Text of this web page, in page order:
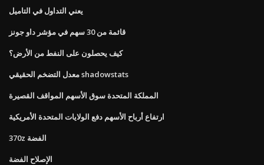
يعني التداول في التاميل
قائمة من 30 سهم في مؤشر داو جونز
كيف يحصلون على النفط من الأرض؟
معدل التضخم الحقيقي shadowstats
المملكة المتحدة سوق الأسهم المواقف القصيرة
ارتفاع أرباح الأسهم دفع الولايات المتحدة الأمريكية
370z الفضة
الإصلاح الفضة